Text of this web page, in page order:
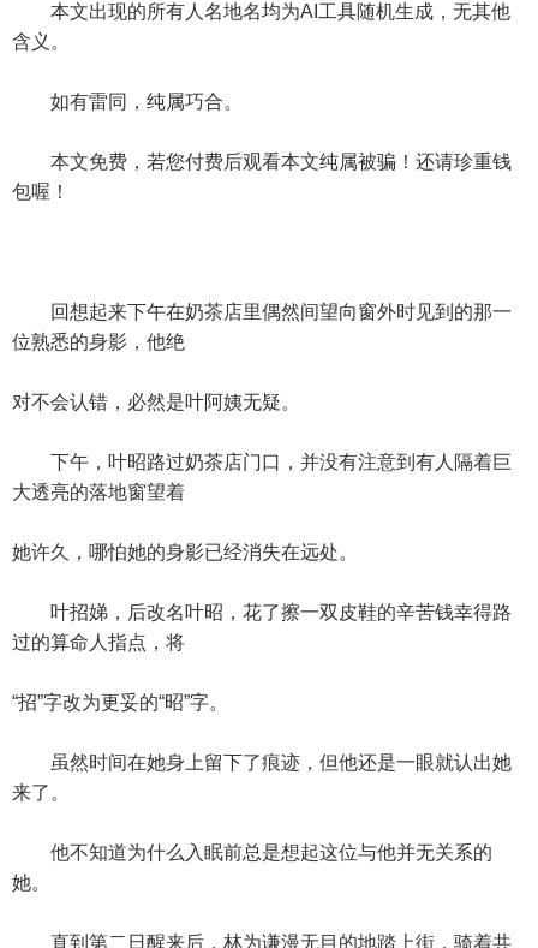
本文出现的所有人名地名均为AI工具随机生成，无其他
含义。
如有雷同，纯属巧合。
本文免费，若您付费后观看本文纯属被骗！还请珍重钱
包喔！
回想起来下午在奶茶店里偶然间望向窗外时见到的那一
位熟悉的身影，他绝
对不会认错，必然是叶阿姨无疑。
下午，叶昭路过奶茶店门口，并没有注意到有人隔着巨
大透亮的落地窗望着
她许久，哪怕她的身影已经消失在远处。
叶招娣，后改名叶昭，花了擦一双皮鞋的辛苦钱幸得路
过的算命人指点，将
“招”字改为更妥的“昭”字。
虽然时间在她身上留下了痕迹，但他还是一眼就认出她
来了。
他不知道为什么入眠前总是想起这位与他并无关系的
她。
直到第二日醒来后，林为谦漫无目的地踏上街，骑着共